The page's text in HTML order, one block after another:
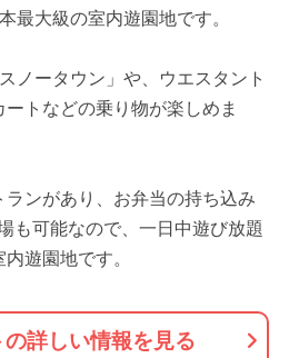
最大級の室内遊園地です。
ノータウン」や、ウエスタント
トなどの乗り物が楽しめま
ンがあり、お弁当の持ち込み
も可能なので、一日中遊び放題
遊園地です。
詳しい情報を見る